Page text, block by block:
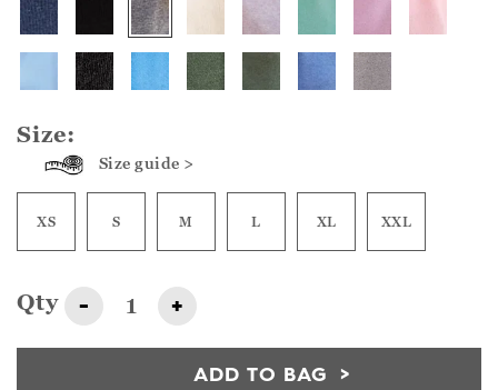
Size:
Size guide >
XS S M L XL XXL
Qty - +
ADD TO BAG